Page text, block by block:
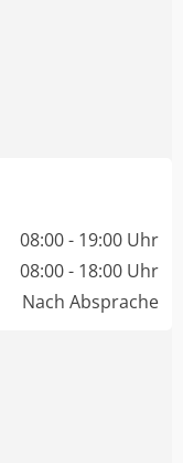
08:00 - 19:00 Uhr
08:00 - 18:00 Uhr
Nach Absprache